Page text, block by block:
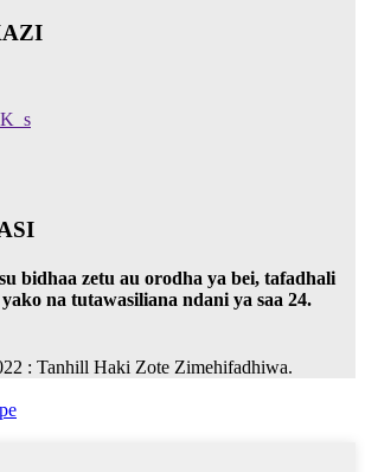
bidhaa zetu au orodha ya bei, tafadhali
na tutawasiliana ndani ya saa 24.
: Tanhill Haki Zote Zimehifadhiwa.